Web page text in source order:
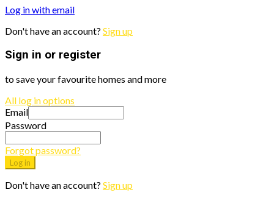
Log in with email
Don't have an account? Sign up
Sign in or register
to save your favourite homes and more
All log in options
Email
Password
Forgot password?
Log in
Don't have an account? Sign up